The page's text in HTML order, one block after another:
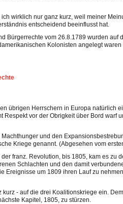
ich wirklich nur ganz kurz, weil meiner
entscheidend beeinflusst hat.
Bürgerrechte vom 26.8.1789 wurden
Kolonisten angelegt
übrigen Herrschern in Europa natürlich
Respekt vor der Obrigkeit über Bord
und den
Kriege genannt. (Abgesehen vom
franz. Revolution, bis 1805, kam es
Schlachten und den damit
Ereignisse um 1809 ihren Lauf zu
kurz - auf die drei Koalitionskriege ein.
Kapitel, 1805, zu stürzen.